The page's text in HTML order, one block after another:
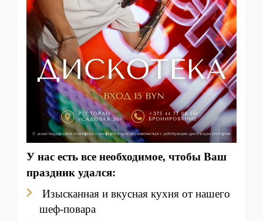
У нас есть все необходимое, чтобы Ваш
праздник удался:
Изысканная и вкусная кухня от нашего
шеф-повара